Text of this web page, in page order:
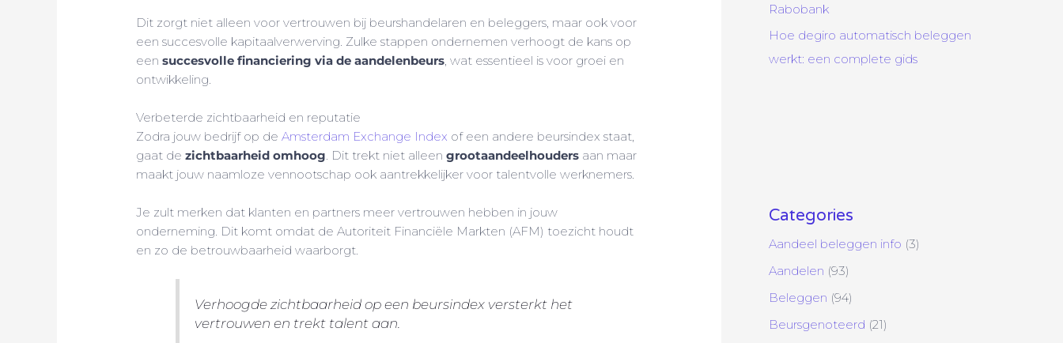
Dit zorgt niet alleen voor vertrouwen bij beurshandelaren en beleggers, maar ook voor
een succesvolle kapitaalverwerving. Zulke stappen ondernemen verhoogt de kans op
eensuccesvolle financiering via de aandelenbeurs , wat essentieel is voor groei en
ontwikkeling.
Verbeterde zichtbaarheid en reputatie
Zodra jouw bedrijf op deAmsterdam Exchange Index of een andere beursindex staat,
gaat dezichtbaarheid omhoog . Dit trekt niet alleengrootaandeelhouders aan maar
maakt jouw naamloze vennootschap ook aantrekkelijker voor talentvolle werknemers.
Je zult merken dat klanten en partners meer vertrouwen hebben in jouw
onderneming. Dit komt omdat de Autoriteit Financiële Markten (AFM) toezicht houdt
en zo de betrouwbaarheid waarborgt.
Verhoogde zichtbaarheid op een beursindex versterkt het
vertrouwen en trekt talent aan.
Rabobank
Hoe degiro automatisch beleggen
werkt: een complete gids
Categories
Aandeel beleggen info (3)
Aandelen (93)
Beleggen (94)
Beursgenoteerd (21)